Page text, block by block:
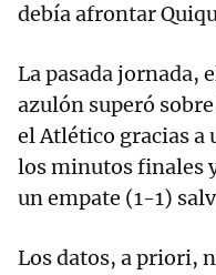
debía afrontar
La pasada jornada,
azulón superó
el Atlético gracias a
los minutos finales
un empate (1-1)
Los datos, a priori,